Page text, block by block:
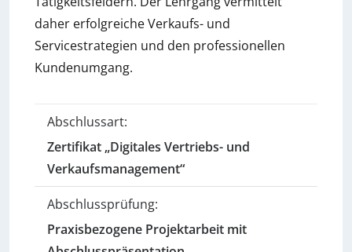
daher erfolgreiche Verkaufs- und
Servicestrategien und den professionellen
Kundenumgang.
Abschlussart:
Zertifikat „Digitales Vertriebs- und
Verkaufsmanagement“
Abschlussprüfung:
Praxisbezogene Projektarbeit mit